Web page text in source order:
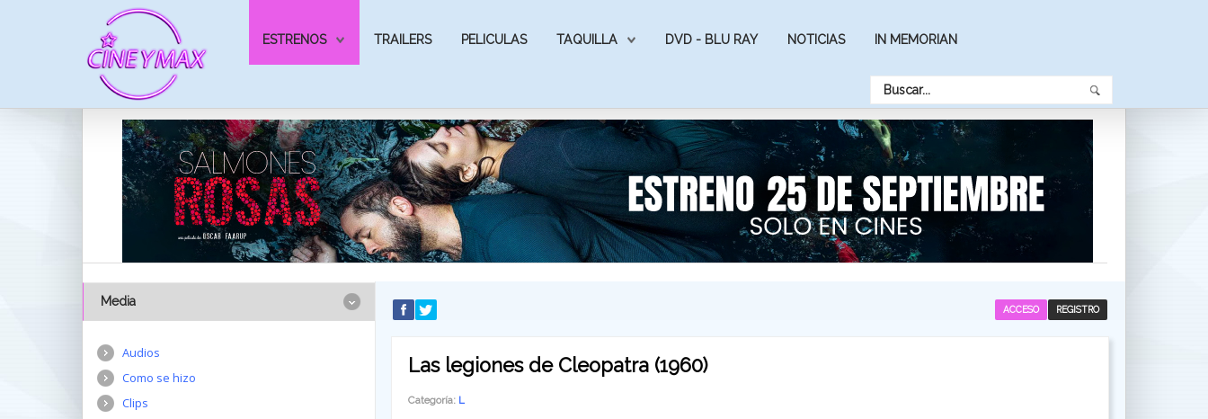
ESTRENOS TRAILERS PELICULAS TAQUILLA DVD - BLU RAY NOTICIAS IN MEMORIAN
REGISTRO
ACCESO
Las legiones de Cleopatra (1960)
Categoría: L
Media
Audios
Como se hizo
Clips